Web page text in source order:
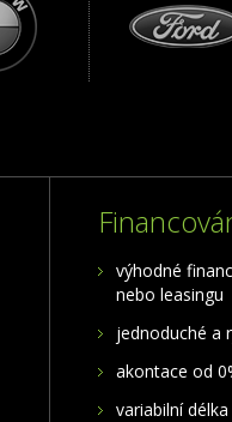
výhodné
nebo leasingu
jednoduché a
akontace od
variabilní